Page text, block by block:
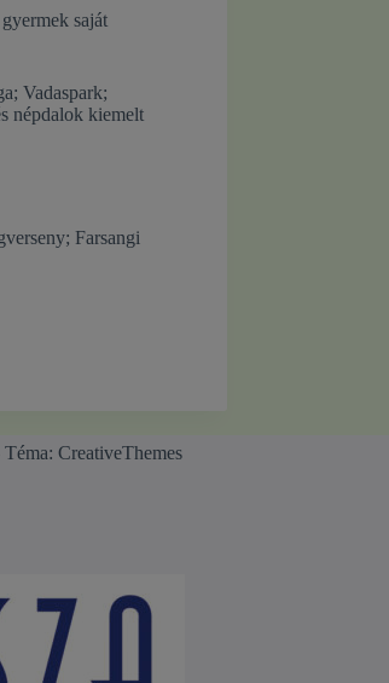
saját
Vadaspark;
népdalok kiemelt
Farsangi
Téma:CreativeThemes